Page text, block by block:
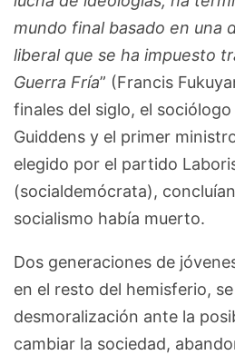
mundo final basado en una
liberal que se ha impuesto
Guerra Fría” (Francis
finales del siglo, el
Guiddens y el primer
elegido por el partido
(socialdemócrata),
socialismo había muerto.
Dos generaciones de
en el resto del hemisferio,
desmoralización ante la
cambiar la sociedad,